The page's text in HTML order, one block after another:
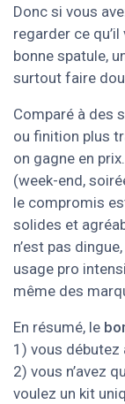
Donc si vous
regarder ce
bonne spatule,
surtout faire
Comparé à des
ou finition plus
on gagne en
(week-end,
le compromis
solides et
n’est pas
usage pro
même des
En résumé, le
1) vous débutez
2) vous n’avez
voulez un kit